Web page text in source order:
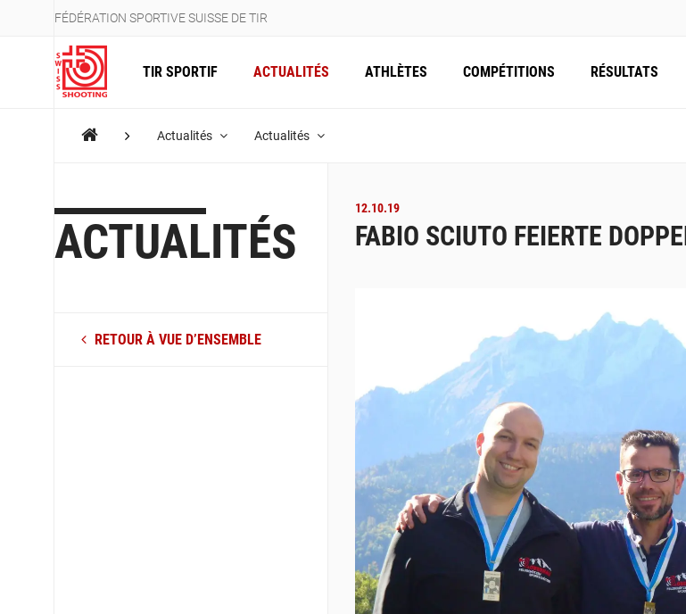
FÉDÉRATION SPORTIVE SUISSE DE TIR
TIR SPORTIF ACTUALITÉS ATHLÈTES COMPÉTITIONS RÉSULTATS
Actualités Actualités
ACTUALITÉS
RETOUR À VUE D’ENSEMBLE
12.10.19
FABIO SCIUTO FEIERTE